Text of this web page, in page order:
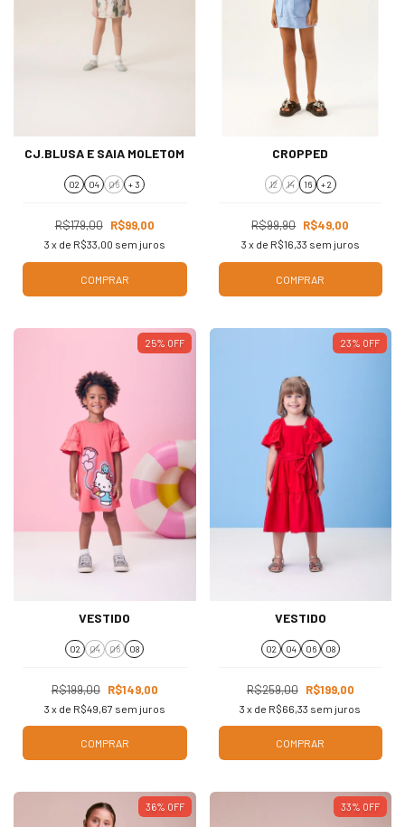
CJ.BLUSA E SAIA MOLETOM
02 04 06 + 3
R$179,00 R$99,00
3 x de R$33,00 sem juros
COMPRAR
CROPPED
12 14 16 + 2
R$99,90 R$49,00
3 x de R$16,33 sem juros
COMPRAR
25% OFF
VESTIDO
02 04 06 08
R$199,00 R$149,00
3 x de R$49,67 sem juros
COMPRAR
23% OFF
VESTIDO
02 04 06 08
R$259,00 R$199,00
3 x de R$66,33 sem juros
COMPRAR
36% OFF 33% OFF